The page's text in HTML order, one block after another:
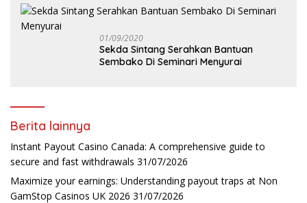
01/09/2020
Sekda Sintang Serahkan Bantuan
Sembako Di Seminari Menyurai
Berita lainnya
Instant Payout Casino Canada: A comprehensive guide to
secure and fast withdrawals 31/07/2026
Maximize your earnings: Understanding payout traps at Non
GamStop Casinos UK 2026 31/07/2026